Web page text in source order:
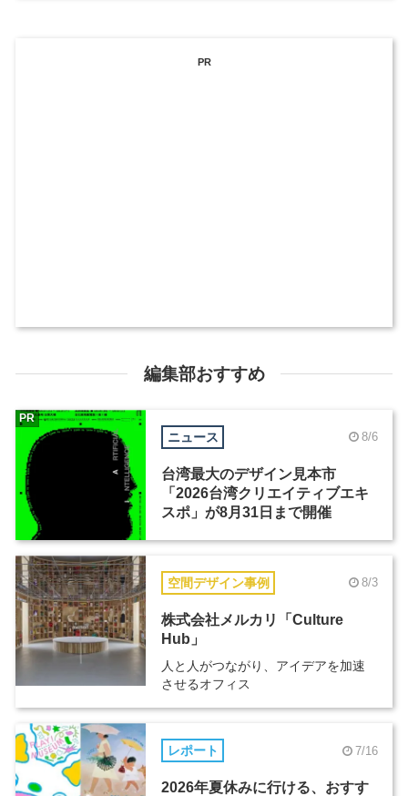
PR
編集部おすすめ
ニュース 8/6
台湾最大のデザイン見本市
「2026台湾クリエイティブエキ
スポ」が8月31日まで開催
PR
空間デザイン事例 8/3
株式会社メルカリ「Culture
Hub」
人と人がつながり、アイデアを加速
させるオフィス
レポート 7/16
2026年夏休みに行ける、おすす